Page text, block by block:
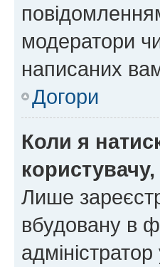
модератори
написаних
Догори
Коли я
Лише
вбудовану в